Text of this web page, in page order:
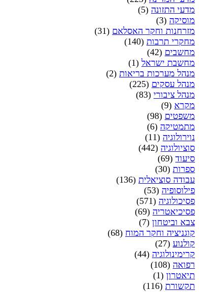
מדעי התזונה (5)
מוסיקה (3)
מזרחנות וחקר האסלאם (31)
מחקרי תרבות (140)
מחשבים (42)
מחשבת ישראל (1)
מנהל מערכות בריאות (2)
מנהל עסקים (225)
מנהל ציבורי (83)
מקרא (9)
משפטים (98)
מתמטיקה (6)
נוירולוגיה (11)
סוציולוגיה (442)
סיעוד (69)
ספרות (30)
עבודה סוציאלית (136)
פילוסופיה (53)
פסיכולוגיה (571)
פסיכיאטריה (69)
צבא וביטחון (7)
קוגניציה וחקר המוח (68)
קולנוע (27)
קרימינולוגיה (44)
רפואה (108)
תיאטרון (1)
תקשורת (116)